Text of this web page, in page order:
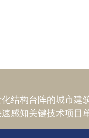
结构台阵的城市建
感知关键技术项目